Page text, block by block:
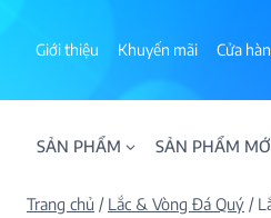
Giới thiệu Khuyến mãi Cửa
SẢN PHẨM SẢN PHẨM
Trang chủ / Lắc & Vòng Đá Quý /